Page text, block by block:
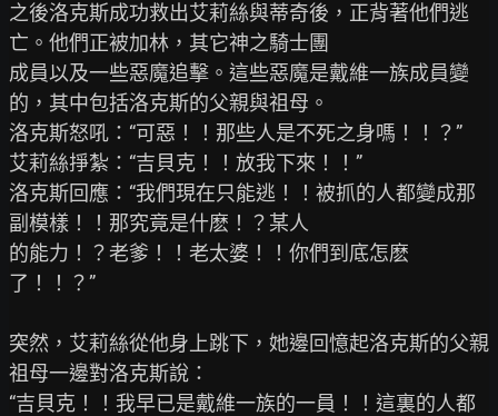
之後洛克斯成功救出艾莉絲與蒂奇後，正背著他們逃
亡。他們正被加林，其它神之騎士團
成員以及一些惡魔追擊。這些惡魔是戴維一族成員變
的，其中包括洛克斯的父親與祖母。
洛克斯怒吼：“可惡！！那些人是不死之身嗎！！？”
艾莉絲掙紮：“吉貝克！！放我下來！！”
洛克斯回應：“我們現在只能逃！！被抓的人都變成那
副模樣！！那究竟是什麽！？某人
的能力！？老爹！！老太婆！！你們到底怎麽
了！！？”
突然，艾莉絲從他身上跳下，她邊回憶起洛克斯的父親
祖母一邊對洛克斯說：
“吉貝克！！我早已是戴維一族的一員！！這裏的人都